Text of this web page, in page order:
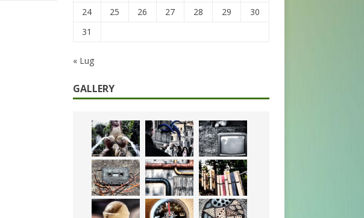
24
25 26 27 28 29
30
31
« Lug
GALLERY